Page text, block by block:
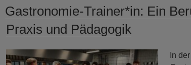
Gastronomie-Trainer*in: Ein
Praxis und Pädagogik
In